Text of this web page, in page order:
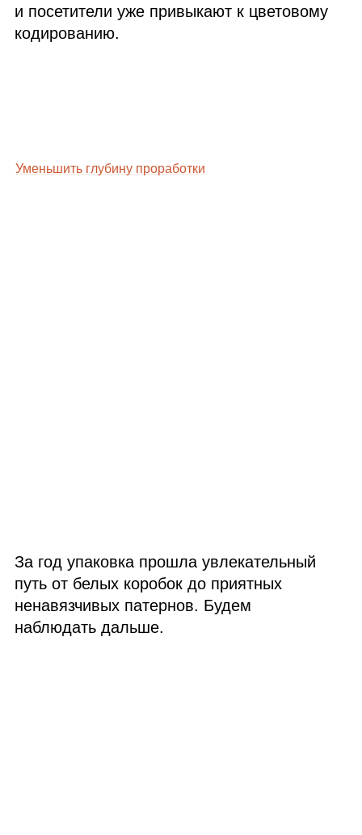
и посетители уже привыкают к цветовому
кодированию.
Уменьшить глубину проработки
За год упаковка прошла увлекательный
путь от белых коробок до приятных
ненавязчивых патернов. Будем
наблюдать дальше.